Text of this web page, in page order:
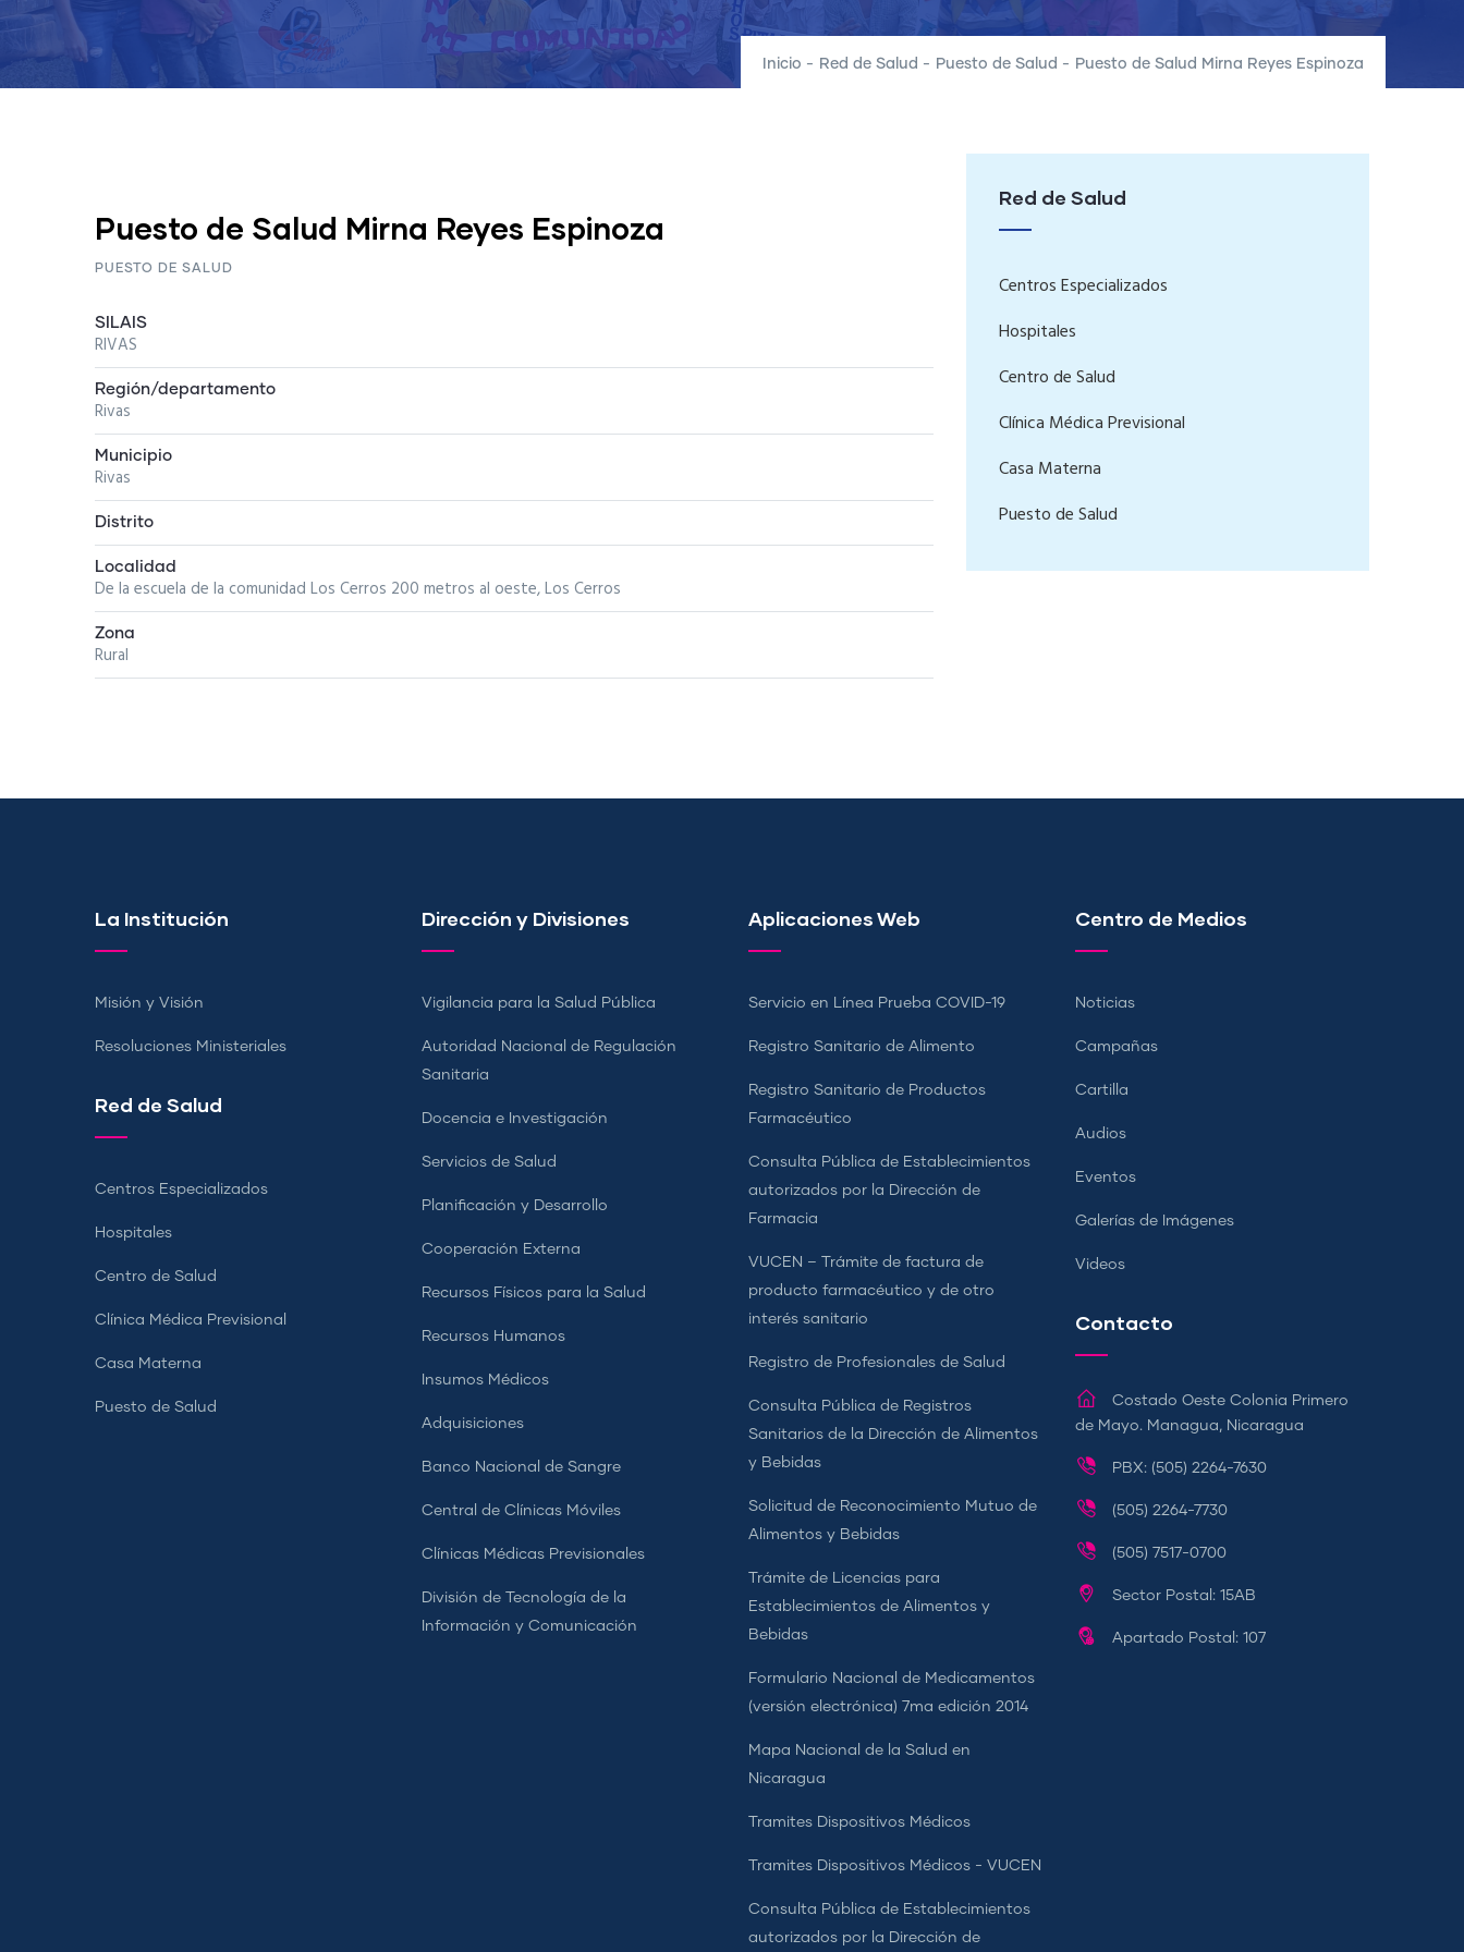
Inicio - Red de Salud - Puesto de Salud - Puesto de Salud Mirna Reyes Espinoza
Puesto de Salud Mirna Reyes Espinoza
PUESTO DE SALUD
SILAIS
RIVAS
Región/departamento
Rivas
Municipio
Rivas
Distrito
Localidad
De la escuela de la comunidad Los Cerros 200 metros al oeste, Los Cerros
Zona
Rural
Red de Salud
Centros Especializados
Hospitales
Centro de Salud
Clínica Médica Previsional
Casa Materna
Puesto de Salud
La Institución
Misión y Visión
Resoluciones Ministeriales
Red de Salud
Centros Especializados
Hospitales
Centro de Salud
Clínica Médica Previsional
Casa Materna
Puesto de Salud
Dirección y Divisiones
Vigilancia para la Salud Pública
Autoridad Nacional de Regulación
Sanitaria
Docencia e Investigación
Servicios de Salud
Planificación y Desarrollo
Cooperación Externa
Recursos Físicos para la Salud
Recursos Humanos
Insumos Médicos
Adquisiciones
Banco Nacional de Sangre
Central de Clínicas Móviles
Clínicas Médicas Previsionales
División de Tecnología de la
Información y Comunicación
Aplicaciones Web
Servicio en Línea Prueba COVID-19
Registro Sanitario de Alimento
Registro Sanitario de Productos
Farmacéutico
Consulta Pública de Establecimientos
autorizados por la Dirección de
Farmacia
VUCEN – Trámite de factura de
producto farmacéutico y de otro
interés sanitario
Registro de Profesionales de Salud
Consulta Pública de Registros
Sanitarios de la Dirección de Alimentos
y Bebidas
Solicitud de Reconocimiento Mutuo de
Alimentos y Bebidas
Trámite de Licencias para
Establecimientos de Alimentos y
Bebidas
Formulario Nacional de Medicamentos
(versión electrónica) 7ma edición 2014
Mapa Nacional de la Salud en
Nicaragua
Tramites Dispositivos Médicos
Tramites Dispositivos Médicos - VUCEN
Consulta Pública de Establecimientos
autorizados por la Dirección de
Centro de Medios
Noticias
Campañas
Cartilla
Audios
Eventos
Galerías de Imágenes
Videos
Contacto
Costado Oeste Colonia Primero
de Mayo. Managua, Nicaragua
PBX: (505) 2264-7630
(505) 2264-7730
(505) 7517-0700
Sector Postal: 15AB
Apartado Postal: 107